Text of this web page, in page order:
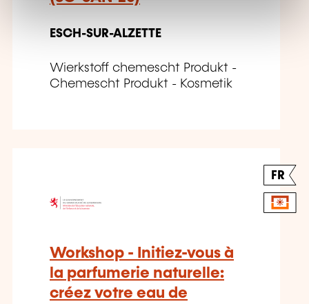
ESCH-SUR-ALZETTE
Wierkstoff chemescht Produkt -
Chemescht Produkt - Kosmetik
FR
Workshop - Initiez-vous à
la parfumerie naturelle:
créez votre eau de